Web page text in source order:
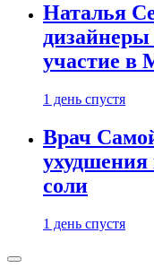
Наталья
дизайнеры
участие в
1 день спустя
Врач
соли
1 день спустя